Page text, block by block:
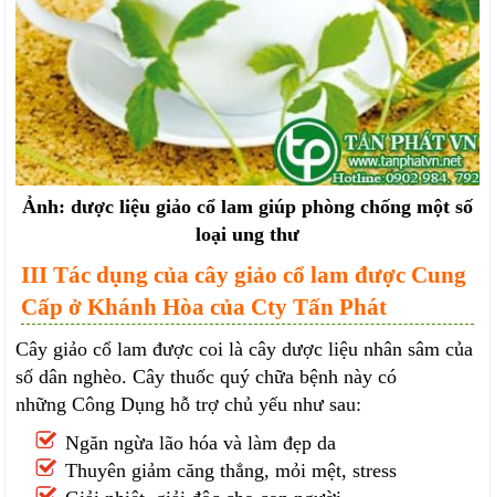
Ảnh: dược liệu giảo cổ lam giúp phòng chống một số
loại ung thư
III Tác dụng của cây giảo cổ lam được Cung
Cấp ở Khánh Hòa của Cty Tấn Phát
Cây giảo cổ lam được coi là cây dược liệu nhân sâm của
số dân nghèo. Cây thuốc quý chữa bệnh này có
những Công Dụng hỗ trợ chủ yếu như sau:
Ngăn ngừa lão hóa và làm đẹp da
Thuyên giảm căng thẳng, mỏi mệt, stress